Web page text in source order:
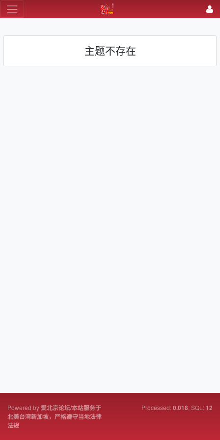
主题不存在
Powered by 爱北京论坛/本站服务于
北美台湾新加坡，严格遵守当地法律
法规
Processed:0.018, SQL: 12